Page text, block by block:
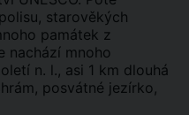
starověkých
památek z
nachází mnoho
n. l., asi 1 km dlouhá
posvátné jezírko,